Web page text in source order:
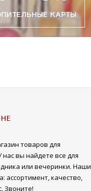
товаров для
нас вы найдете все для
или вечеринки. Наши
ассортимент, качество,
Звоните!